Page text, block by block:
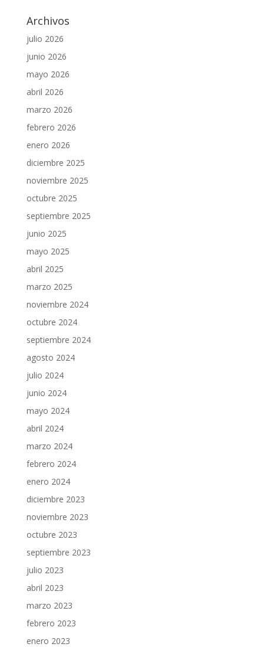
Archivos
julio 2026
junio 2026
mayo 2026
abril 2026
marzo 2026
febrero 2026
enero 2026
diciembre 2025
noviembre 2025
octubre 2025
septiembre 2025
junio 2025
mayo 2025
abril 2025
marzo 2025
noviembre 2024
octubre 2024
septiembre 2024
agosto 2024
julio 2024
junio 2024
mayo 2024
abril 2024
marzo 2024
febrero 2024
enero 2024
diciembre 2023
noviembre 2023
octubre 2023
septiembre 2023
julio 2023
abril 2023
marzo 2023
febrero 2023
enero 2023